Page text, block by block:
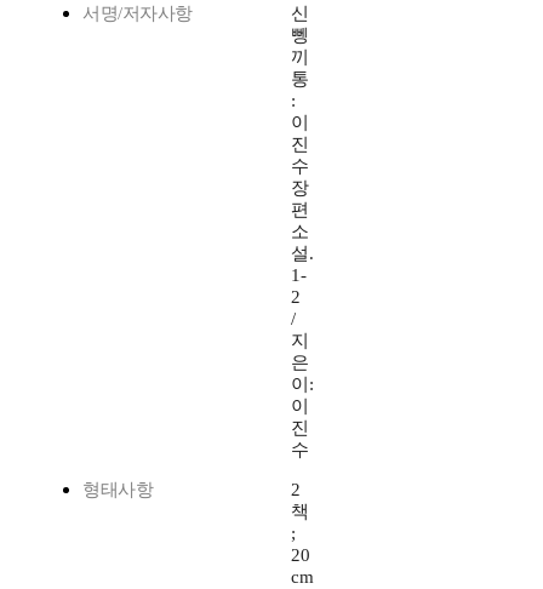
서명/저자사항
신
뼁
끼
통
:
이
진
수
장
편
소
설.
1-
2
/
지
은
이:
이
진
수
형태사항
2
책
;
20
cm